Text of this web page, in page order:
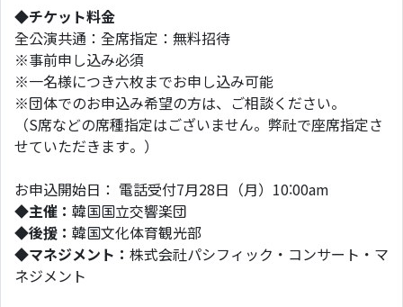
◆チケット料金
全公演共通：全席指定：無料招待
※事前申し込み必須
※一名様につき六枚までお申し込み可能
※団体でのお申込み希望の方は、ご相談ください。
（S席などの席種指定はございません。弊社で座席指定さ
せていただきます。）
お申込開始日： 電話受付7月28日（月）10:00am
◆主催： 韓国国立交響楽団
◆後援： 韓国文化体育観光部
◆マネジメント： 株式会社パシフィック・コンサート・マ
ネジメント